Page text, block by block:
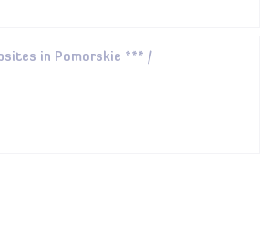
in Pomorskie *** /